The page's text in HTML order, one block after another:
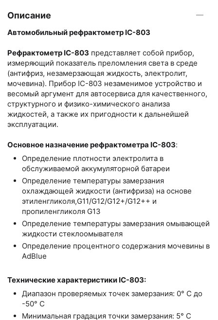
Описание
Автомобильный рефрактометр IC-803
Рефрактометр IC-803 представляет собой прибор,
измеряющий показатель преломления света в среде
(антифриз, незамерзающая жидкость, электролит,
мочевина). Прибор IC-803 незаменимое устройство и
весомый аргумент для автосервиса для качественного,
структурного и физико-химического анализа
жидкостей, а также их пригодности к дальнейшей
эксплуатации.
Основное назначение рефрактометра IC-803:
Определение плотности электролита в
обслуживаемой аккумуляторной батареи
Определение температуры замерзания
охлаждающей жидкости (антифриза) на основе
этиленгликоля,G11/G12/G12+/G12++ и
пропиленгликоля G13
Определение температуры замерзания омывающей
жидкости стеклоомывателя
Определение процентного содержания мочевины в
AdBlue
Технические характеристики IC-803:
Диапазон проверяемых точек замерзания: 0° С до
-50° С
Минимальная градация точки замерзания: 5° С